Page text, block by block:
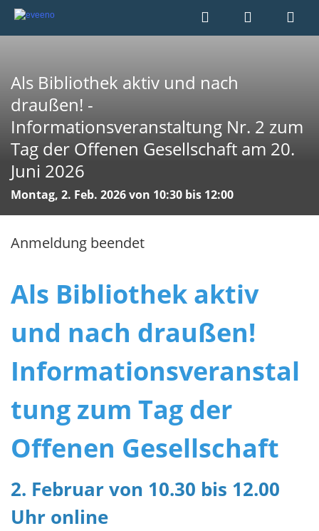
Als Bibliothek aktiv und nach
draußen! -
Informationsveranstaltung Nr. 2 zum
Tag der Offenen Gesellschaft am 20.
Juni 2026
Montag, 2. Feb. 2026 von 10:30 bis 12:00
Anmeldung beendet
Als Bibliothek aktiv
und nach draußen!
Informationsveranstal
tung zum Tag der
Offenen Gesellschaft
2. Februar von 10.30 bis 12.00
Uhr online